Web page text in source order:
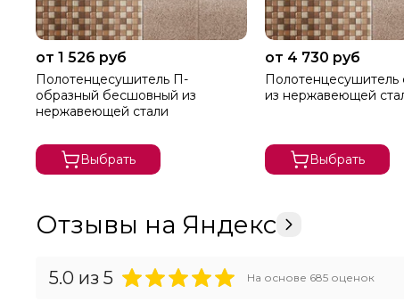
от 1 526 руб
Полотенцесушитель П-
образный бесшовный из
нержавеющей стали
Выбрать
от 4 730 руб
Полотенцесушитель
из нержавеющей
Выбрать
Отзывы на Яндекс
5.0 из 5 На основе 685 оценок